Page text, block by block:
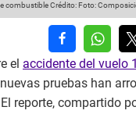
combustibleCrédito: Foto:
el accidente del vuelo
pruebas han
reporte, compartido